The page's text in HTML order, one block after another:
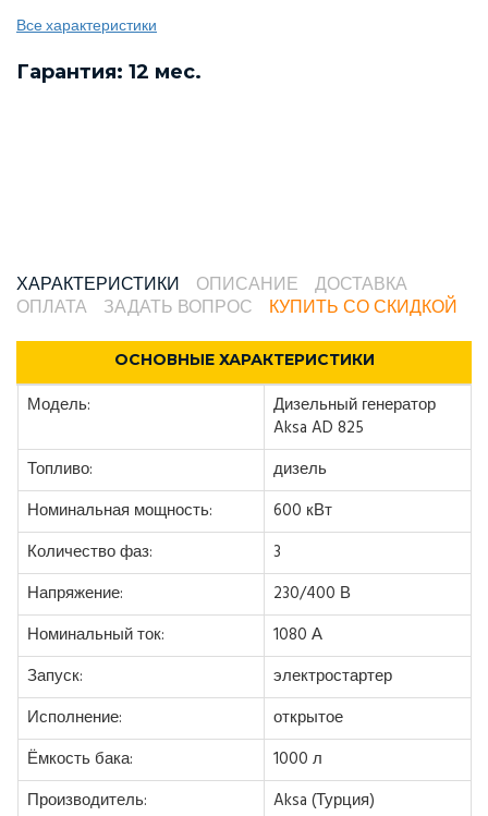
Все характеристики
Гарантия: 12 мес.
ХАРАКТЕРИСТИКИ ОПИСАНИЕ
ДОСТАВКА
ОПЛАТА
ЗАДАТЬ ВОПРОС КУПИТЬ СО СКИДКОЙ
ОСНОВНЫЕ ХАРАКТЕРИСТИКИ
Модель:
Дизельный генератор
Aksa AD 825
Топливо:
дизель
Номинальная мощность:
600 кВт
Количество фаз:
3
Напряжение:
230/400 В
Номинальный ток:
1080 А
Запуск:
электростартер
Исполнение:
открытое
Ёмкость бака:
1000 л
Производитель:
Aksa (Турция)